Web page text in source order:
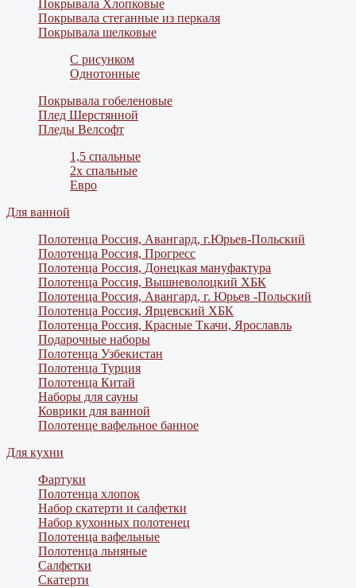
Покрывала Хлопковые
Покрывала стеганные из перкаля
Покрывала шелковые
С рисунком
Однотонные
Покрывала гобеленовые
Плед Шерстянной
Пледы Велсофт
1,5 спальные
2х спальные
Евро
Для ванной
Полотенца Россия, Авангард, г.Юрьев-Польский
Полотенца Россия, Прогресс
Полотенца Россия, Донецкая мануфактура
Полотенца Россия, Вышневолоцкий ХБК
Полотенца Россия, Авангард, г. Юрьев -Польский
Полотенца Россия, Ярцевский ХБК
Полотенца Россия, Красные Ткачи, Ярославль
Подарочные наборы
Полотенца Узбекистан
Полотенца Турция
Полотенца Китай
Наборы для сауны
Коврики для ванной
Полотенце вафельное банное
Для кухни
Фартуки
Полотенца хлопок
Набор скатерти и салфетки
Набор кухонных полотенец
Полотенца вафельные
Полотенца льняные
Салфетки
Скатерти